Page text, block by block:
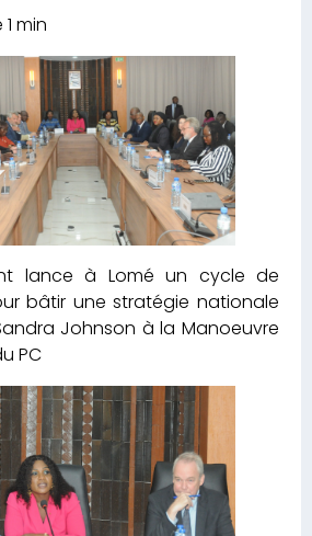
lance à Lomé un cycle de
bâtir une stratégie nationale
Johnson à la Manoeuvre
PC